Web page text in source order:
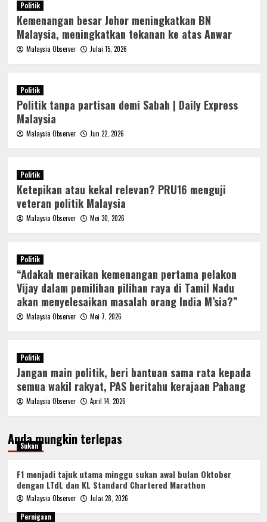
Politik
Kemenangan besar Johor meningkatkan BN
Malaysia, meningkatkan tekanan ke atas Anwar
Malaysia Observer Julai 15, 2026
Politik
Politik tanpa partisan demi Sabah | Daily Express
Malaysia
Malaysia Observer Jun 22, 2026
Politik
Ketepikan atau kekal relevan? PRU16 menguji
veteran politik Malaysia
Malaysia Observer Mei 30, 2026
Politik
“Adakah meraikan kemenangan pertama pelakon
Vijay dalam pemilihan pilihan raya di Tamil Nadu
akan menyelesaikan masalah orang India M’sia?”
Malaysia Observer Mei 7, 2026
Politik
Jangan main politik, beri bantuan sama rata kepada
semua wakil rakyat, PAS beritahu kerajaan Pahang
Malaysia Observer April 14, 2026
Anda mungkin terlepas
Sukan
F1 menjadi tajuk utama minggu sukan awal bulan Oktober
dengan LTdL dan KL Standard Chartered Marathon
Malaysia Observer
Julai 28, 2026
Pernigaan